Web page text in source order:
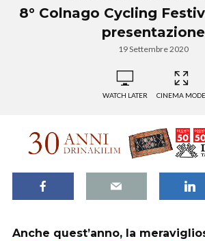
8° Colnago Cycling
presentazione
19 Settembre 2020
WATCH LATER CINEMA MODE
Anche quest’anno, la